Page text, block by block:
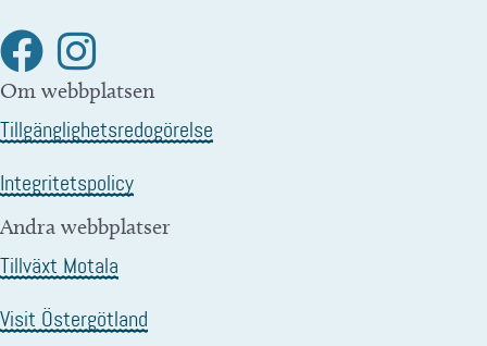
Om webbplatsen
Tillgänglighetsredogörelse
Integritetspolicy
Andra webbplatser
Tillväxt Motala
Visit Östergötland